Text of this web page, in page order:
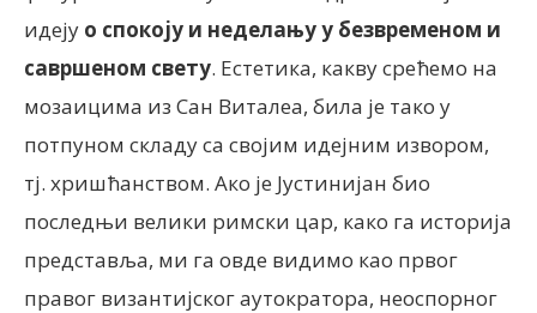
идеју о спокоју и неделању у безвременом и
савршеном свету. Естетика, какву срећемо на
мозаицима из Сан Виталеа, била је тако у
потпуном складу са својим идејним извором,
тј. хришћанством. Ако је Јустинијан био
последњи велики римски цар, како га историја
представља, ми га овде видимо као првог
правог византијског аутократора, неоспорног